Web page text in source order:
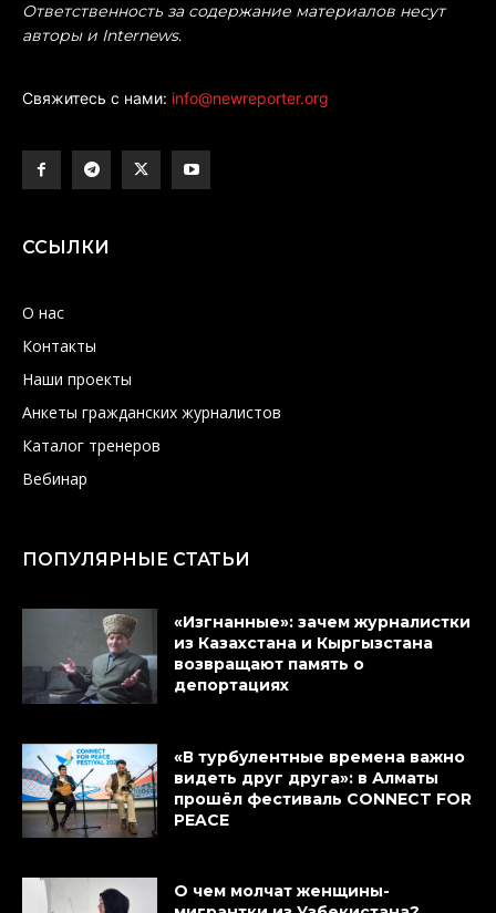
Ответственность за содержание материалов несут
авторы и Internews.
Свяжитесь с нами: info@newreporter.org
ССЫЛКИ
О нас
Контакты
Наши проекты
Анкеты гражданских журналистов
Каталог тренеров
Вебинар
ПОПУЛЯРНЫЕ СТАТЬИ
«Изгнанные»: зачем журналистки
из Казахстана и Кыргызстана
возвращают память о
депортациях
«В турбулентные времена важно
видеть друг друга»: в Алматы
прошёл фестиваль CONNECT FOR
PEACE
О чем молчат женщины-